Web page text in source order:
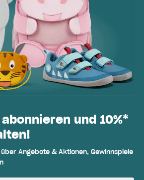
und 10%*
Angebote & Aktionen, Gewinnspiele